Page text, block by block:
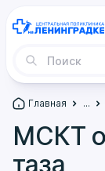
Главная ...
МСКТ
таза